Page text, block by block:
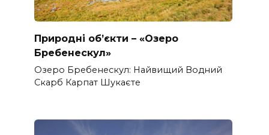
Природні об’єкти – «Озеро
Бребенескул»
Озеро Бребенескул: Найвищий Водний
Скарб Карпат Шукаєте